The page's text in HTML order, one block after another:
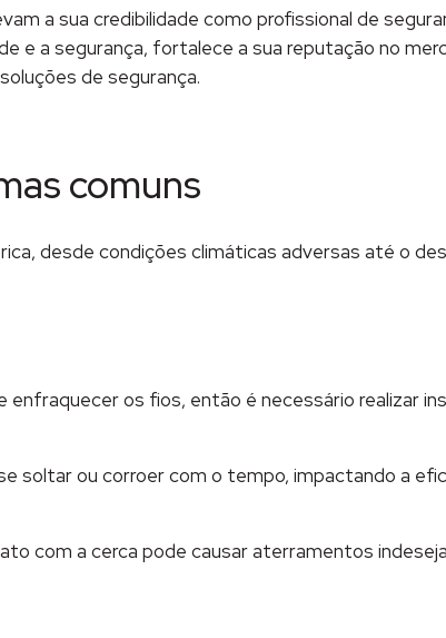
a sua credibilidade como profissional de
e a segurança, fortalece a sua reputação no
de segurança.
comuns
desde condições climáticas adversas até o
os fios, então é necessário realizar
soltar ou corroer com o tempo, impactando a
com a cerca pode causar aterramentos